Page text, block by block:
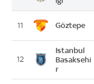
11 Göztepe
12
Istanbul
Basaksehi
r